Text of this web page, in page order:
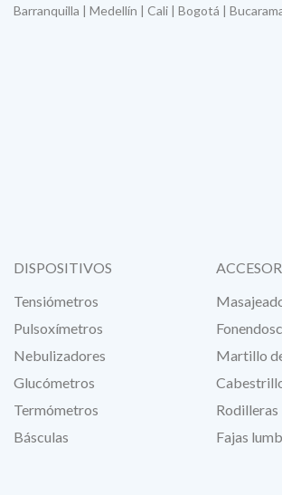
Barranquilla | Medellín | Cali | Bogotá |
DISPOSITIVOS
Tensiómetros
Pulsoxímetros
Nebulizadores
Glucómetros
Termómetros
Básculas
Martillo
Rodilleras
Fajas